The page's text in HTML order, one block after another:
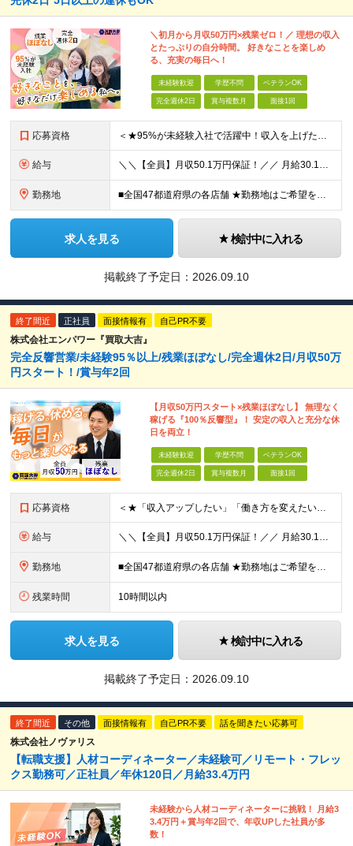
＼初月から月収50万円×残業ゼロ！／ 理想の収入
とたっぷりの自分時間。 好きなことを楽しめ
る、充実の毎日へ！
未経験歓迎 学歴不問 ベテランOK
完全週休2日 賞与複数月 面接1回
応募資格 ＜★95%が未経験入社で活躍中！収入を上げたい・新しいスキルを身につけたい方、大歓迎！★＞ ◆学歴不問・第二新卒歓迎 ◆社会人経験1年以上 ★100％人柄、意欲重視の採用です 「新しい環境でスタート
給与 ＼＼【全員】月収50.1万円保証！／／ 月給30.1万円＋インセン＋特別手当20万円(半年間)＋賞与 ※経験者は優遇いたします（研修も免除の場合有） ※固定残業代:7万4000円以上/月45時間分
勤務地 ■全国47都道府県の各店舗 ★勤務地はご希望を考慮の上、決定します ★今後も店舗を全国に拡大していきます ★U・Iターン歓迎（社宅あり） ★マイカー通勤OK（地域により規定あり。詳細はお問合せくださ
求人を見る 検討中に入れる
掲載終了予定日： 2026.09.10
終了間近 正社員 面接情報有 自己PR不要
株式会社エンパワー『買取大吉』
完全反響営業/未経験95％以上/残業ほぼなし/完全週休2日/月収50万
円スタート！/賞与年2回
【月収50万円スタート×残業ほぼなし】 無理なく
稼げる『100％反響型』！ 安定の収入と充分な休
日を両立！
未経験歓迎 学歴不問 ベテランOK
完全週休2日 賞与複数月 面接1回
応募資格 ＜★「収入アップしたい」「働き方を変えたい」「スキルを身につけたい」方、大歓迎！★＞ ◆未経験OK ◆学歴不問・第二新卒歓迎 ◆社会人経験1年以上 ★100％人柄、意欲重視の採用です 「新しい環境で
給与 ＼＼【全員】月収50.1万円保証！／／ 月給30.1万円＋インセン＋特別手当20万円(半年間)＋賞与 ※経験者は優遇いたします（研修も免除の場合有） ※固定残業代:7万4000円以上/月45時間分
勤務地 ■全国47都道府県の各店舗 ★勤務地はご希望を考慮の上、決定します ★今後も店舗を全国に拡大していきます ★U・Iターン歓迎（社宅あり） ★マイカー通勤OK（地域により規定あり。詳細はお問合せくださ
残業時間 10時間以内
求人を見る 検討中に入れる
掲載終了予定日： 2026.09.10
終了間近 その他 面接情報有 自己PR不要 話を聞きたい応募可
株式会社ノヴァリス
【転職支援】人材コーディネーター／未経験可／リモート・フレッ
クス勤務可／正社員／年休120日／月給33.4万円
未経験から人材コーディネーターに挑戦！ 月給3
3.4万円＋賞与年2回で、年収UPした社員が多
数！